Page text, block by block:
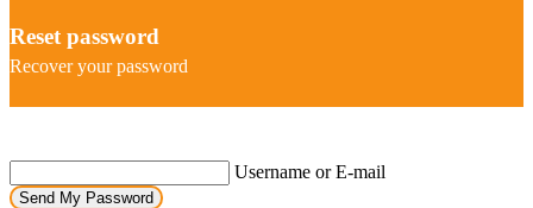
Reset password
Recover your password
Username or E-mail
Send My Password